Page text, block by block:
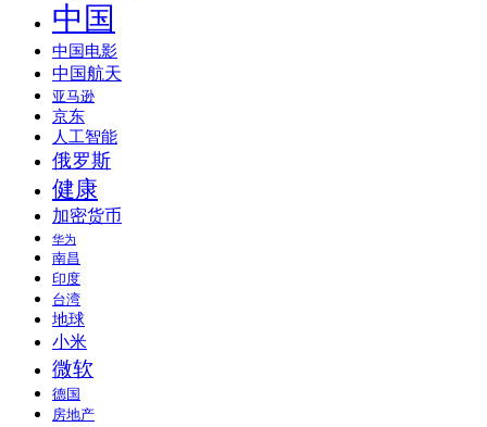
中国
中国电影
中国航天
亚马逊
京东
人工智能
俄罗斯
健康
加密货币
华为
南昌
印度
台湾
地球
小米
微软
德国
房地产